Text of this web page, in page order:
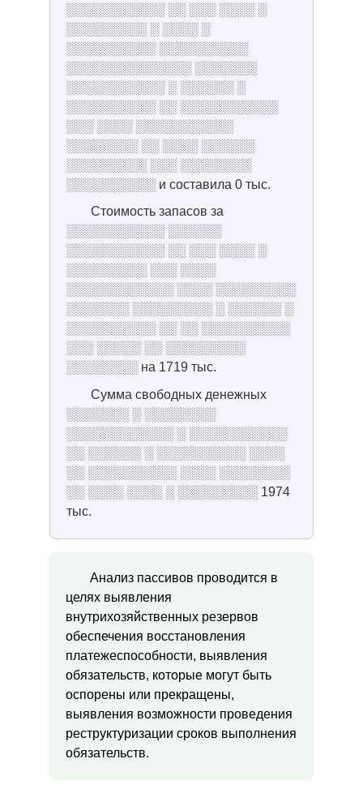
░░░░░░░░░░░ ░░ ░░░ ░░░░ ░
░░░░░░░░░ ░ ░░░░ ░
░░░░░░░░░░ ░░░░░░░░░░
░░░░░░░░░░░░░░ ░░░░░░░
░░░░░░░░░░░ ░ ░░░░░░ ░
░░░░░░░░░░ ░░ ░░░░░░░░░░░
░░░ ░░░░ ░░░░░░░░░░░
░░░░░░░░ ░░ ░░░░ ░░░░░░
░░░░░░░░░ ░░░ ░░░░░░░░
░░░░░░░░░░ и составила 0 тыс.
Стоимость запасов за
░░░░░░░░░░░ ░░░░░░
░░░░░░░░░░░ ░░ ░░░ ░░░░ ░
░░░░░░░░░ ░░░ ░░░░
░░░░░░░░░░░░ ░░░░ ░░░░░░░░░
░░░░░░░ ░░░░░░░░░ ░ ░░░░░░ ░
░░░░░░░░░░ ░░ ░░ ░░░░░░░░░░
░░░ ░░░░░ ░░ ░░░░░░░░░
░░░░░░░░ на 1719 тыс.
Сумма свободных денежных
░░░░░░░ ░ ░░░░░░░░
░░░░░░░░░░░░ ░ ░░░░░░░░░░░
░░ ░░░░░░ ░ ░░░░░░░░░░ ░░░░
░░ ░░░░░░░░░░ ░░░░ ░░░░░░░░
░░ ░░░░ ░░░░ ░ ░░░░░░░░░ 1974
тыс.
Анализ пассивов проводится в
целях выявления
внутрихозяйственных резервов
обеспечения восстановления
платежеспособности, выявления
обязательств, которые могут быть
оспорены или прекращены,
выявления возможности проведения
реструктуризации сроков выполнения
обязательств.